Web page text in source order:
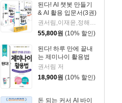
된다! AI 챗봇 만들기
& AI 활용 입문서(3권)
55,800원 (10% 할인)
된다! 하루 만에 끝내
는 제미나이 활용법
권서림 저
18,900원 (10% 할인)
돈 되는 커서 AI 바이